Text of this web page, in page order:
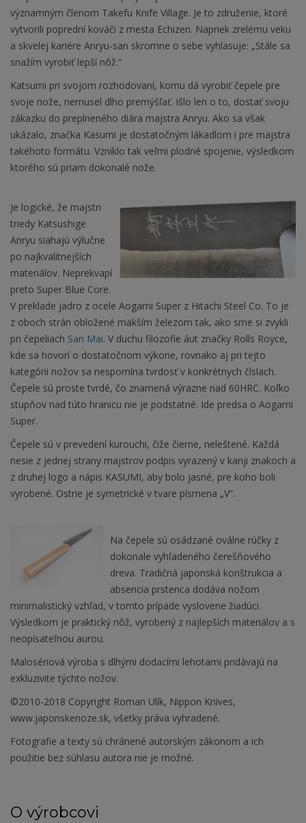
významným členom Takefu Knife Village. Je to združenie, ktoré
vytvorili poprední kováči z mesta Echizen. Napriek zrelému veku
a skvelej kariére Anryu-san skromne o sebe vyhlasuje: „Stále sa
snažím vyrobiť lepší nôž.“
Katsumi pri svojom rozhodovaní, komu dá vyrobiť čepele pre
svoje nože, nemusel dlho premýšľať. Išlo len o to, dostať svoju
zákazku do preplneného diára majstra Anryu. Ako sa však
ukázalo, značka Kasumi je dostatočným lákadlom i pre majstra
takéhoto formátu. Vzniklo tak veľmi plodné spojenie, výsledkom
ktorého sú priam dokonalé nože.
Je logické, že majstri
triedy Katsushige
Anryu siahajú výlučne
po najkvalitnejších
materiálov. Neprekvapí
preto Super Blue Core.
V preklade jadro z ocele Aogami Super z Hitachi Steel Co. To je
z oboch strán obložené mäkším železom tak, ako sme si zvykli
pri čepeliach San Mai. V duchu filozofie áut značky Rolls Royce,
kde sa hovorí o dostatočnom výkone, rovnako aj pri tejto
kategórii nožov sa nespomína tvrdosť v konkrétnych číslach.
Čepele sú proste tvrdé, čo znamená výrazne nad 60HRC. Koľko
stupňov nad túto hranicu nie je podstatné. Ide predsa o Aogami
Super.
Čepele sú v prevedení kurouchi, čiže čierne, neleštené. Každá
nesie z jednej strany majstrov podpis vyrazený v kanji znakoch a
z druhej logo a nápis KASUMI, aby bolo jasné, pre koho boli
vyrobené. Ostrie je symetrické v tvare písmena „V“.
Na čepele sú osádzané oválne rúčky z
dokonale vyhľadeného čerešňového
dreva. Tradičná japonská konštrukcia a
absencia prstenca dodáva nožom
minimalistický vzhľad, v tomto prípade vyslovene žiadúci.
Výsledkom je praktický nôž, vyrobený z najlepších materiálov a s
neopísateľnou aurou.
Malosériová výroba s dlhými dodacími lehotami pridávajú na
exkluzivite týchto nožov.
©2010-2018 Copyright Roman Ulík, Nippon Knives,
www.japonskenoze.sk, všetky práva vyhradené.
Fotografie a texty sú chránené autorským zákonom a ich
použitie bez súhlasu autora nie je možné.
O výrobcovi